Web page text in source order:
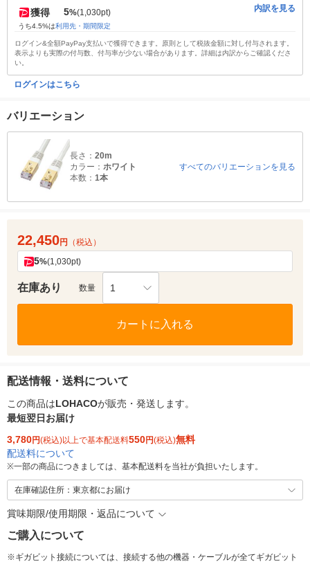
獲得 5%(1,030pt)
うち4.5%は利用先・期間限定
内訳を見る
ログイン&全額PayPay支払いで獲得できます。原則として税抜金額に対し付与されます。
表示よりも実際の付与数、付与率が少ない場合があります。詳細は内訳からご確認くださ
い。
ログインはこちら
バリエーション
長さ： 20m
カラー： ホワイト
本数： 1本
すべてのバリエーションを見る
22,450円 （税込）
5%(1,030pt)
在庫あり 数量 1
カートに入れる
配送情報・送料について
この商品はLOHACOが販売・発送します。
最短翌日お届け
3,780円(税込)以上で基本配送料550円(税込)無料
配送料について
※一部の商品につきましては、基本配送料を当社が負担いたします。
在庫確認住所：東京都にお届け
賞味期限/使用期限・返品について
ご購入について
※ギガビット接続については、接続する他の機器・ケーブルが全てギガビット